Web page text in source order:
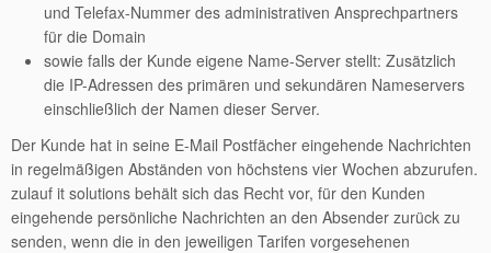
und Telefax-Nummer des administrativen Ansprechpartners
für die Domain
sowie falls der Kunde eigene Name-Server stellt: Zusätzlich
die IP-Adressen des primären und sekundären Nameservers
einschließlich der Namen dieser Server.
Der Kunde hat in seine E-Mail Postfächer eingehende Nachrichten
in regelmäßigen Abständen von höchstens vier Wochen abzurufen.
zulauf it solutions behält sich das Recht vor, für den Kunden
eingehende persönliche Nachrichten an den Absender zurück zu
senden, wenn die in den jeweiligen Tarifen vorgesehenen